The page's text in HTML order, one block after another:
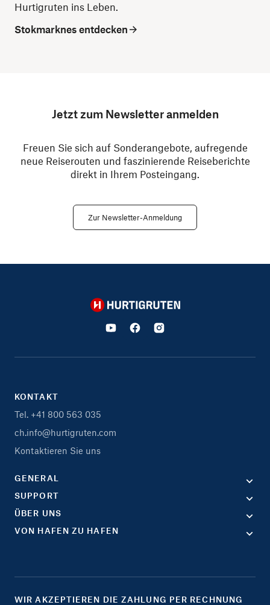
Hurtigruten ins Leben.
Stokmarknes entdecken
Jetzt zum Newsletter anmelden
Freuen Sie sich auf Sonderangebote, aufregende
neue Reiserouten und faszinierende Reiseberichte
direkt in Ihrem Posteingang.
Zur Newsletter-Anmeldung
Hurtigruten
KONTAKT
Tel. +41 800 563 035
ch.info@hurtigruten.com
Kontaktieren Sie uns
GENERAL
SUPPORT
ÜBER UNS
VON HAFEN ZU HAFEN
WIR AKZEPTIEREN DIE ZAHLUNG PER RECHNUNG